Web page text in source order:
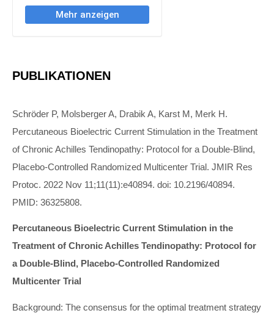
PUBLIKATIONEN
Schröder P, Molsberger A, Drabik A, Karst M, Merk H.
Percutaneous Bioelectric Current Stimulation in the Treatment
of Chronic Achilles Tendinopathy: Protocol for a Double-Blind,
Placebo-Controlled Randomized Multicenter Trial. JMIR Res
Protoc. 2022 Nov 11;11(11):e40894. doi: 10.2196/40894.
PMID: 36325808.
Percutaneous Bioelectric Current Stimulation in the
Treatment of Chronic Achilles Tendinopathy: Protocol for
a Double-Blind, Placebo-Controlled Randomized
Multicenter Trial
Background: The consensus for the optimal treatment strategy